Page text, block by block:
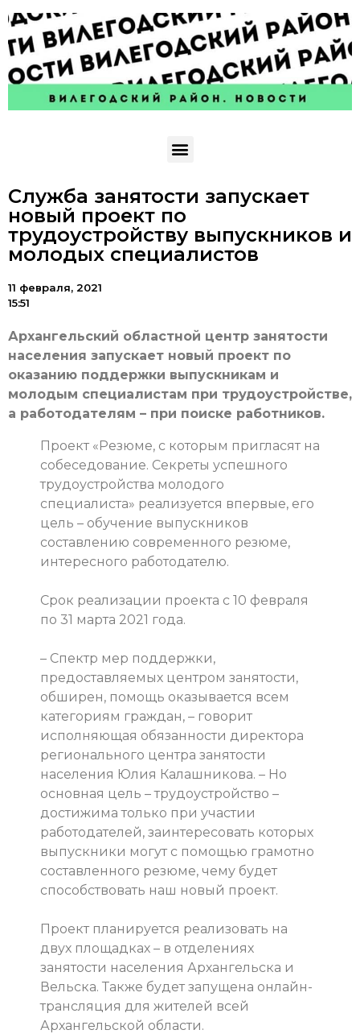
Служба занятости запускает
новый проект по
трудоустройству выпускников и
молодых специалистов
11 февраля, 2021
15:51
Архангельский областной центр занятости
населения запускает новый проект по
оказанию поддержки выпускникам и
молодым специалистам при трудоустройстве,
а работодателям – при поиске работников.
Проект «Резюме, с которым пригласят на
собеседование. Секреты успешного
трудоустройства молодого
специалиста» реализуется впервые, его
цель – обучение выпускников
составлению современного резюме,
интересного работодателю.
Срок реализации проекта с 10 февраля
по 31 марта 2021 года.
– Спектр мер поддержки,
предоставляемых центром занятости,
обширен, помощь оказывается всем
категориям граждан, – говорит
исполняющая обязанности директора
регионального центра занятости
населения Юлия Калашникова. – Но
основная цель – трудоустройство –
достижима только при участии
работодателей, заинтересовать которых
выпускники могут с помощью грамотно
составленного резюме, чему будет
способствовать наш новый проект.
Проект планируется реализовать на
двух площадках – в отделениях
занятости населения Архангельска и
Вельска. Также будет запущена онлайн-
трансляция для жителей всей
Архангельской области.